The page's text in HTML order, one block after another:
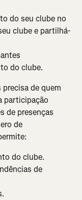
do seu clube no
clube e partilhá-
do clube.
de quem
participação
de presenças
de
do clube.
de